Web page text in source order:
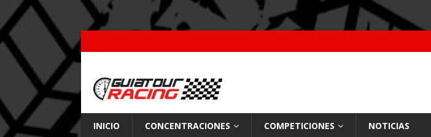
INICIO CONCENTRACIONES COMPETICIONES NOTICIAS